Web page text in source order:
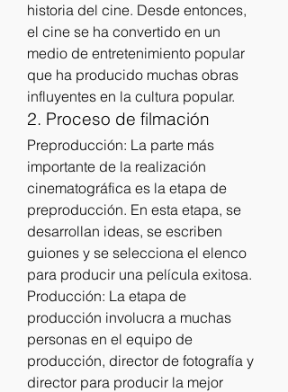
historia del cine. Desde entonces,
el cine se ha convertido en un
medio de entretenimiento popular
que ha producido muchas obras
influyentes en la cultura popular.
2. Proceso de filmación
Preproducción: La parte más
importante de la realización
cinematográfica es la etapa de
preproducción. En esta etapa, se
desarrollan ideas, se escriben
guiones y se selecciona el elenco
para producir una película exitosa.
Producción: La etapa de
producción involucra a muchas
personas en el equipo de
producción, director de fotografía y
director para producir la mejor